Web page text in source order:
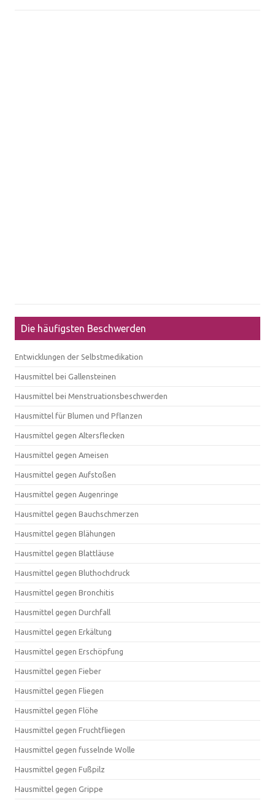
Die häufigsten Beschwerden
Entwicklungen der Selbstmedikation
Hausmittel bei Gallensteinen
Hausmittel bei Menstruationsbeschwerden
Hausmittel für Blumen und Pflanzen
Hausmittel gegen Altersflecken
Hausmittel gegen Ameisen
Hausmittel gegen Aufstoßen
Hausmittel gegen Augenringe
Hausmittel gegen Bauchschmerzen
Hausmittel gegen Blähungen
Hausmittel gegen Blattläuse
Hausmittel gegen Bluthochdruck
Hausmittel gegen Bronchitis
Hausmittel gegen Durchfall
Hausmittel gegen Erkältung
Hausmittel gegen Erschöpfung
Hausmittel gegen Fieber
Hausmittel gegen Fliegen
Hausmittel gegen Flöhe
Hausmittel gegen Fruchtfliegen
Hausmittel gegen fusselnde Wolle
Hausmittel gegen Fußpilz
Hausmittel gegen Grippe